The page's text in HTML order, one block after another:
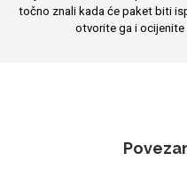
točno znali kada će paket biti
otvorite ga i ocijenite